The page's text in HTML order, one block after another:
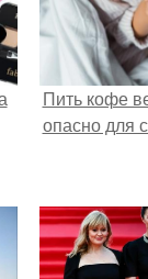
Пить кофе
опасно для